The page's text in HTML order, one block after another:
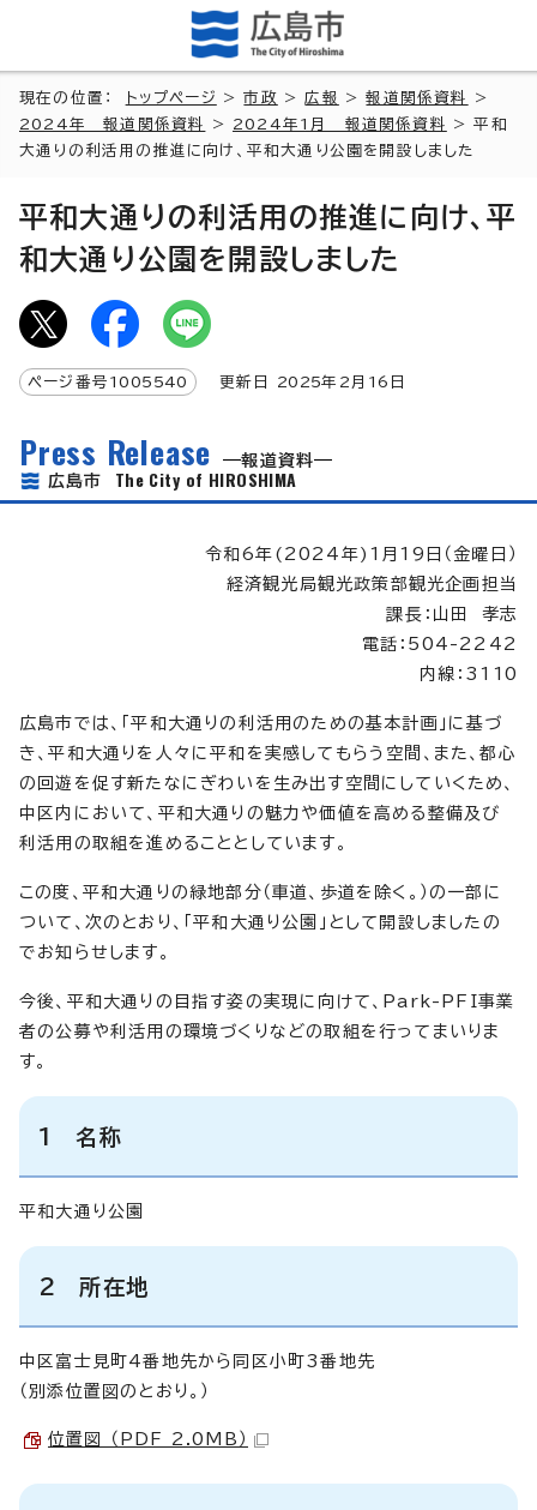
現在の位置： トップページ >市政 >広報 >報道関係資料
>
2024年 報道関係資料
> 2024年1月 報道関係資料
> 平和
大通りの利活用の推進に向け、平和大通り公園を開設しました
平和大通りの利活用の推進に向け、平
和大通り公園を開設しました
ページ番号 1005540 更新日 2025年2月 16 日
Press Release
報道資料
広島市 The City of HIROSHIMA
令和6年(2024年)1月19日（金曜日）
経済観光局観光政策部観光企画担当
課長：山田 孝志
電話：504-2242
内線：3110
広島市では、「平和大通りの利活用のための基本計画」に基づ
き、平和大通りを人々に平和を実感してもらう空間、また、都心
の回遊を促す新たなにぎわいを生み出す空間にしていくため、
中区内において、平和大通りの魅力や価値を高める整備及び
利活用の取組を進めることとしています。
この度、平和大通りの緑地部分（車道、歩道を除く。）の一部に
ついて、次のとおり、「平和大通り公園」として開設しましたの
でお知らせします。
今後、平和大通りの目指す姿の実現に向けて、Park-PFI事業
者の公募や利活用の環境づくりなどの取組を行ってまいりま
す。
1 名称
平和大通り公園
2 所在地
中区富士見町4番地先から同区小町3番地先
（別添位置図のとおり。）
位置図 （PDF 2.0MB）